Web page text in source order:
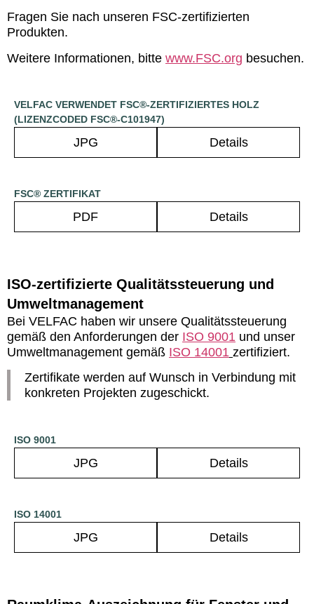
Fragen Sie nach unseren FSC-zertifizierten
Produkten.
Weitere Informationen, bitte www.FSC.org besuchen.
VELFAC VERWENDET FSC®-ZERTIFIZIERTES HOLZ
(LIZENZCODED FSC®-C101947)
JPG Details
FSC® ZERTIFIKAT
PDF Details
ISO-zertifizierte Qualitätssteuerung und
Umweltmanagement
Bei VELFAC haben wir unsere Qualitätssteuerung
gemäß den Anforderungen der ISO 9001 und unser
Umweltmanagement gemäß ISO 14001 zertifiziert.
Zertifikate werden auf Wunsch in Verbindung mit
konkreten Projekten zugeschickt.
ISO 9001
JPG Details
ISO 14001
JPG Details